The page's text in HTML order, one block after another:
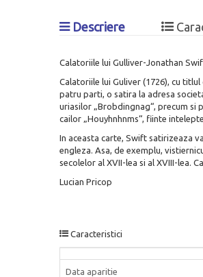
Descriere
Calatoriile lui Gulliver-Jonathan
Calatoriile lui Guliver (1726), cu
patru parti, o satira la adresa
uriasilor „Brobdingnag“, precum si
cailor „Houyhnhnms“, fiinte
In aceasta carte, Swift satirizeaza
engleza. Asa, de exemplu,
secolelor al XVII-lea si al XVIII-lea.
Lucian Pricop
Caracteristici
Data aparitie